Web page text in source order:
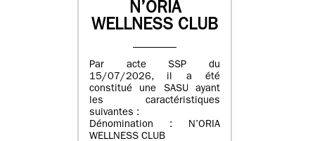
N’ORIA
WELLNESS CLUB
Par acte SSP du
15/07/2026, il a été
constitué une SASU ayant
les caractéristiques
suivantes :
Dénomination : N’ORIA
WELLNESS CLUB